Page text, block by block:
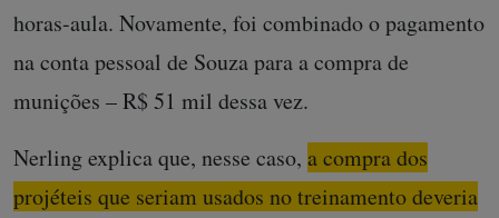
horas-aula. Novamente, foi combinado o pagamento
na conta pessoal de Souza para a compra de
munições – R$ 51 mil dessa vez.
Nerling explica que, nesse caso, a compra dos
projéteis que seriam usados no treinamento deveria